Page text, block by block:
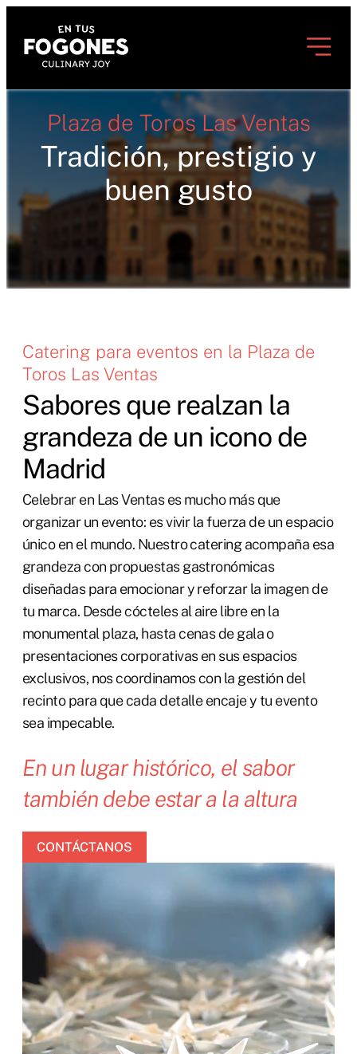
Plaza de Toros Las Ventas
Tradición, prestigio y
buen gusto
Catering para eventos en la Plaza de
Toros Las Ventas
Sabores que realzan la
grandeza de un icono de
Madrid
Celebrar en Las Ventas es mucho más que
organizar un evento: es vivir la fuerza de un espacio
único en el mundo. Nuestro catering acompaña esa
grandeza con propuestas gastronómicas
diseñadas para emocionar y reforzar la imagen de
tu marca. Desde cócteles al aire libre en la
monumental plaza, hasta cenas de gala o
presentaciones corporativas en sus espacios
exclusivos, nos coordinamos con la gestión del
recinto para que cada detalle encaje y tu evento
sea impecable.
En un lugar histórico, el sabor
también debe estar a la altura
CONTÁCTANOS